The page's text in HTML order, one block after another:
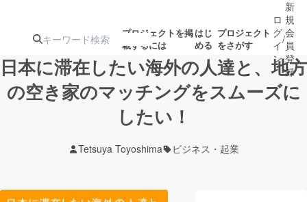
プロジェクトを掲
載するには
はじ
める
プロジェクト
をさがす
注目の新着プロ 募集終了が近いプ
ロ
グ
イ
ン
/
新
規
会
員
登
録
日本に滞在したい海外の人達と、地方
の空き家のマッチングをスムーズに
したい！
Tetsuya Toyoshima ビジネス・起業